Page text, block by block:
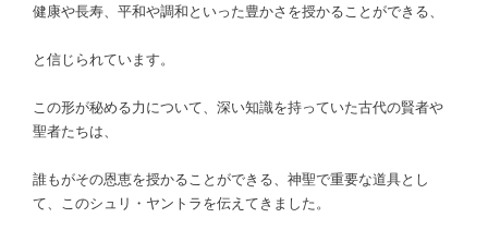
健康や長寿、平和や調和といった豊かさを授かることができる、
と信じられています。
この形が秘める力について、深い知識を持っていた古代の賢者や
聖者たちは、
誰もがその恩恵を授かることができる、神聖で重要な道具とし
て、このシュリ・ヤントラを伝えてきました。